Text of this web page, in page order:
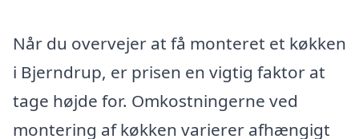
Når du overvejer at få monteret et køkken
i Bjerndrup, er prisen en vigtig faktor at
tage højde for. Omkostningerne ved
montering af køkken varierer afhængigt